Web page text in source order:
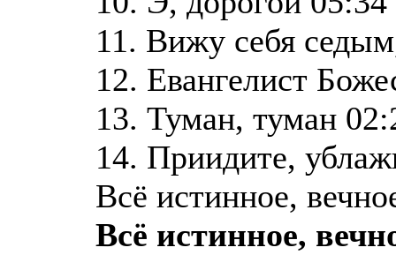
11. Вижу себя
12. Евангелист
13. Туман, туман
14. Приидите,
Всё истинное,
Всё истинное,